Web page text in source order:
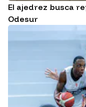
El ajedrez busca
Odesur